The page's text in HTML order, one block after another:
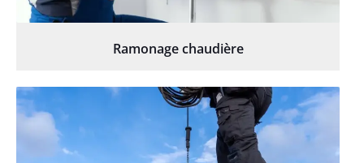
Ramonage chaudière